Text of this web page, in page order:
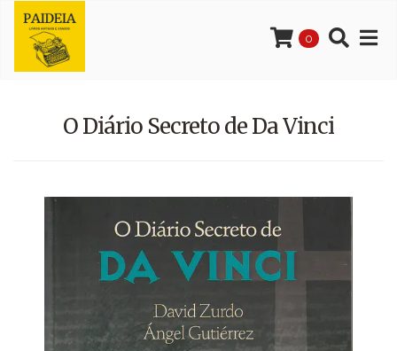
0
O Diário Secreto de Da Vinci